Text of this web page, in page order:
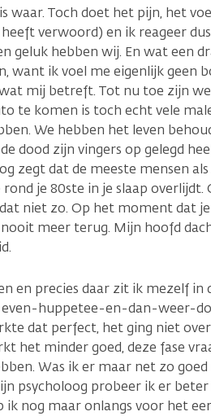
waar. Toch doet het pijn, het
verwoord) en ik reageer
geluk hebben wij. En wat een
want ik voel me eigenlijk geen
mij betreft. Tot nu toe zijn
te komen is toch echt vele
We hebben het leven
dood zijn vingers op gelegd
zegt dat de meeste mensen
je 80ste in je slaap
niet zo. Op het moment dat
meer terug. Mijn hoofd
en precies daar zit ik mezelf in
huppetee-en-dan-weer-
dat perfect, het ging niet
het minder goed, deze fase
Was ik er maar net zo
psycholoog probeer ik er
ik nog maar onlangs voor het